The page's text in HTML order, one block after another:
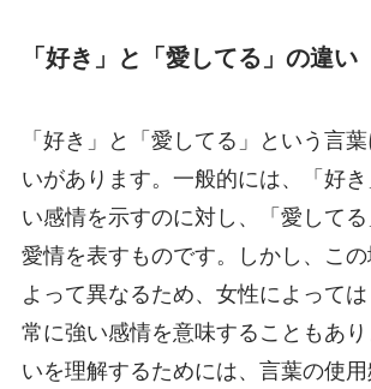
「好き」と「愛してる」の違い
「好き」と「愛してる」という言
いがあります。一般的には、「好
い感情を示すのに対し、「愛して
愛情を表すものです。しかし、こ
よって異なるため、女性によって
常に強い感情を意味することもあ
いを理解するためには、言葉の使